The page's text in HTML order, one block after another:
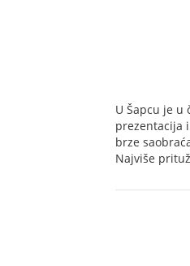
U Šapcu je u
prezentacija
brze
Najviše